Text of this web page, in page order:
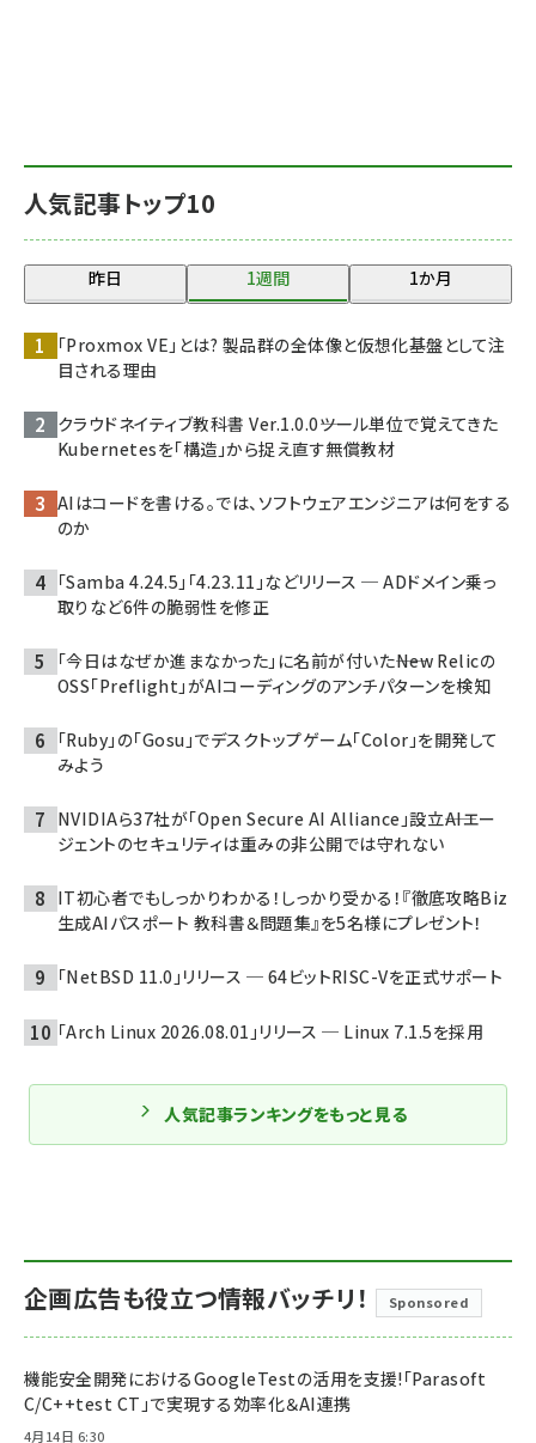
人気記事トップ10
昨日 1週間 1か月
「Proxmox VE」とは? 製品群の全体像と仮想化基盤として注
目される理由
クラウドネイティブ教科書 Ver.1.0.0――ツール単位で覚えてきた
Kubernetesを「構造」から捉え直す無償教材
AIはコードを書ける。では、ソフトウェアエンジニアは何をする
のか
「Samba 4.24.5」「4.23.11」などリリース ─ ADドメイン乗っ
取りなど6件の脆弱性を修正
「今日はなぜか進まなかった」に名前が付いた――New Relicの
OSS「Preflight」がAIコーディングのアンチパターンを検知
「Ruby」の「Gosu」でデスクトップゲーム「Color」を開発して
みよう
NVIDIAら37社が「Open Secure AI Alliance」設立――AIエー
ジェントのセキュリティは重みの非公開では守れない
IT初心者でもしっかりわかる！しっかり受かる！『徹底攻略Biz
生成AIパスポート 教科書＆問題集』を5名様にプレゼント！
「NetBSD 11.0」リリース ─ 64ビットRISC-Vを正式サポート
「Arch Linux 2026.08.01」リリース ─ Linux 7.1.5を採用
人気記事ランキングをもっと見る
企画広告も役立つ情報バッチリ！ Sponsored
機能安全開発におけるGoogleTestの活用を支援!「Parasoft
C/C++test CT」で実現する効率化＆AI連携
4月14日 6:30